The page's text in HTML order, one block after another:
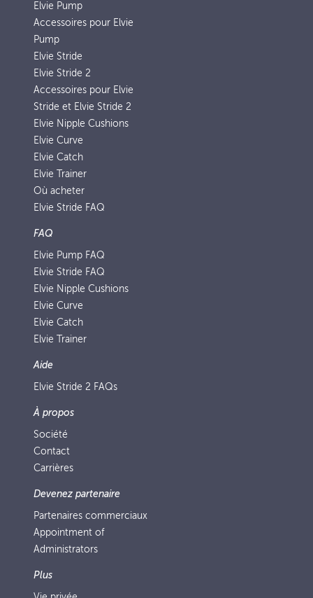
Elvie Pump
Accessoires pour Elvie
Pump
Elvie Stride
Elvie Stride 2
Accessoires pour Elvie
Stride et Elvie Stride 2
Elvie Nipple Cushions
Elvie Curve
Elvie Catch
Elvie Trainer
Où acheter
Elvie Stride FAQ
FAQ
Elvie Pump FAQ
Elvie Stride FAQ
Elvie Nipple Cushions
Elvie Curve
Elvie Catch
Elvie Trainer
Aide
Elvie Stride 2 FAQs
À propos
Société
Contact
Carrières
Devenez partenaire
Partenaires commerciaux
Appointment of
Administrators
Plus